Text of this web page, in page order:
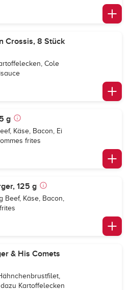
Crossis, 8 Stück
Cole
g
Käse, Bacon, Ei
frites
125 g
Beef, Käse, Bacon,
& His Comets
Kartoffelecken